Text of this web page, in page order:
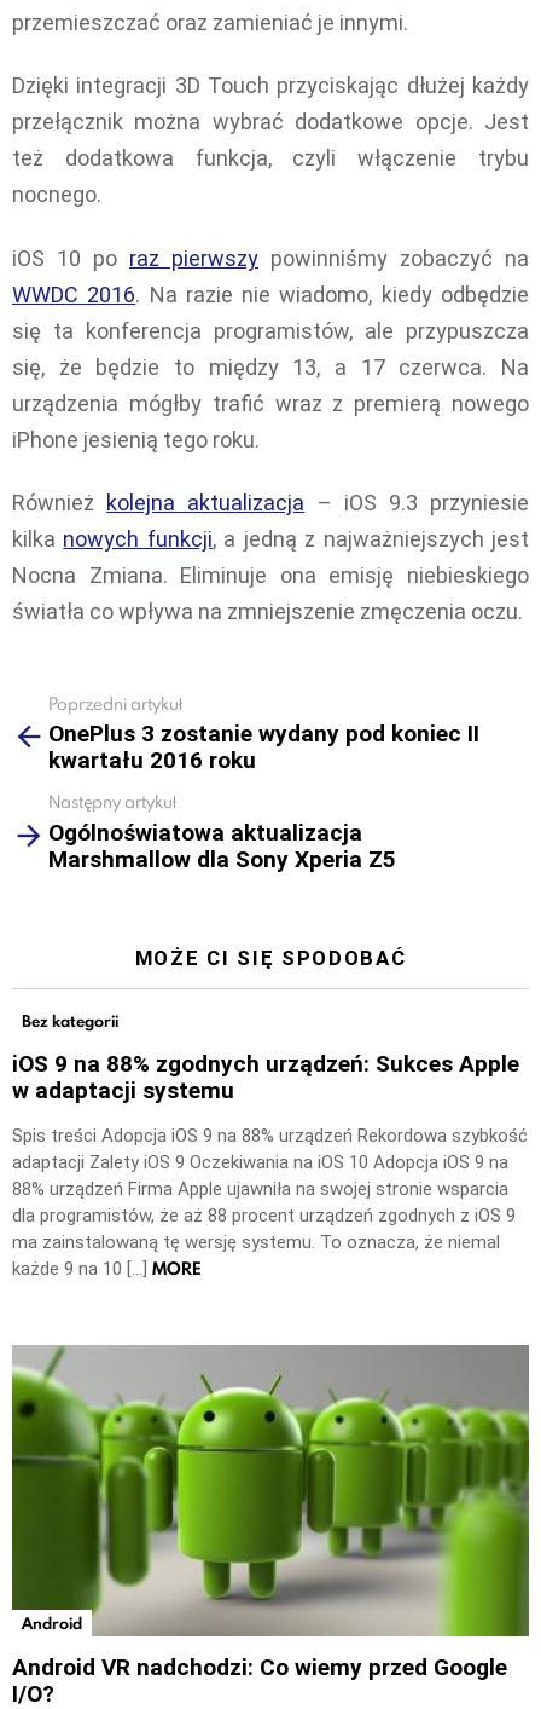
przemieszczać oraz zamieniać je innymi.
Dzięki integracji 3D Touch przyciskając dłużej każdy
przełącznik można wybrać dodatkowe opcje. Jest
też dodatkowa funkcja, czyli włączenie trybu
nocnego.
iOS 10 po raz pierwszy powinniśmy zobaczyć na
WWDC 2016. Na razie nie wiadomo, kiedy odbędzie
się ta konferencja programistów, ale przypuszcza
się, że będzie to między 13, a 17 czerwca. Na
urządzenia mógłby trafić wraz z premierą nowego
iPhone jesienią tego roku.
Również kolejna aktualizacja – iOS 9.3 przyniesie
kilka nowych funkcji, a jedną z najważniejszych jest
Nocna Zmiana. Eliminuje ona emisję niebieskiego
światła co wpływa na zmniejszenie zmęczenia oczu.
more
Poprzedni artykuł
OnePlus 3 zostanie wydany pod koniec II
kwartału 2016 roku
Następny artykuł
Ogólnoświatowa aktualizacja
Marshmallow dla Sony Xperia Z5
MOŻE CI SIĘ SPODOBAĆ
Bez kategorii
iOS 9 na 88% zgodnych urządzeń: Sukces Apple
w adaptacji systemu
Spis treści Adopcja iOS 9 na 88% urządzeń Rekordowa szybkość
adaptacji Zalety iOS 9 Oczekiwania na iOS 10 Adopcja iOS 9 na
88% urządzeń Firma Apple ujawniła na swojej stronie wsparcia
dla programistów, że aż 88 procent urządzeń zgodnych z iOS 9
ma zainstalowaną tę wersję systemu. To oznacza, że niemal
każde 9 na 10 […] MORE
Android
Android VR nadchodzi: Co wiemy przed Google
I/O?